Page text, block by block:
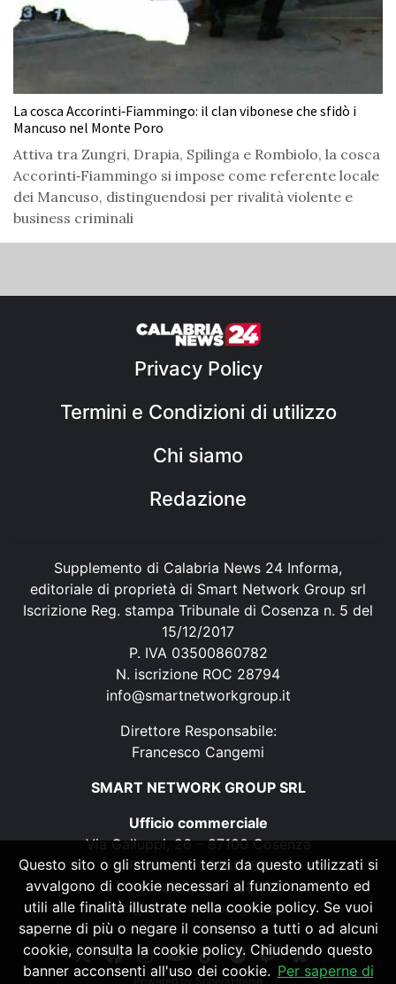
La cosca Accorinti‑Fiammingo: il clan vibonese che sfidò i
Mancuso nel Monte Poro
Attiva tra Zungri, Drapia, Spilinga e Rombiolo, la cosca
Accorinti‑Fiammingo si impose come referente locale
dei Mancuso, distinguendosi per rivalità violente e
business criminali
Privacy Policy
Termini e Condizioni di utilizzo
Chi siamo
Redazione
Supplemento di Calabria News 24 Informa,
editoriale di proprietà di Smart Network Group srl
Iscrizione Reg. stampa Tribunale di Cosenza n. 5 del
15/12/2017
P. IVA 03500860782
N. iscrizione ROC 28794
info@smartnetworkgroup.it
Direttore Responsabile:
Francesco Cangemi
SMART NETWORK GROUP SRL
Ufficio commerciale
Via Galluppi, 26 – 87100 Cosenza
P. IVA 03500860782
N. iscrizione ROC 28794
info@smartnetworkgroup.it
Powered by SpheraHouse
Questo sito o gli strumenti terzi da questo utilizzati si
avvalgono di cookie necessari al funzionamento ed
utili alle finalità illustrate nella cookie policy. Se vuoi
saperne di più o negare il consenso a tutti o ad alcuni
cookie, consulta la cookie policy. Chiudendo questo
banner acconsenti all'uso dei cookie. Per saperne di